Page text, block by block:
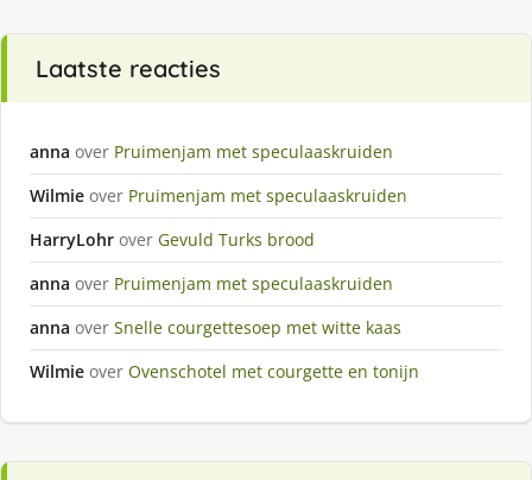
Laatste reacties
anna over Pruimenjam met speculaaskruiden
Wilmie over Pruimenjam met speculaaskruiden
HarryLohr over Gevuld Turks brood
anna over Pruimenjam met speculaaskruiden
anna over Snelle courgettesoep met witte kaas
Wilmie over Ovenschotel met courgette en tonijn